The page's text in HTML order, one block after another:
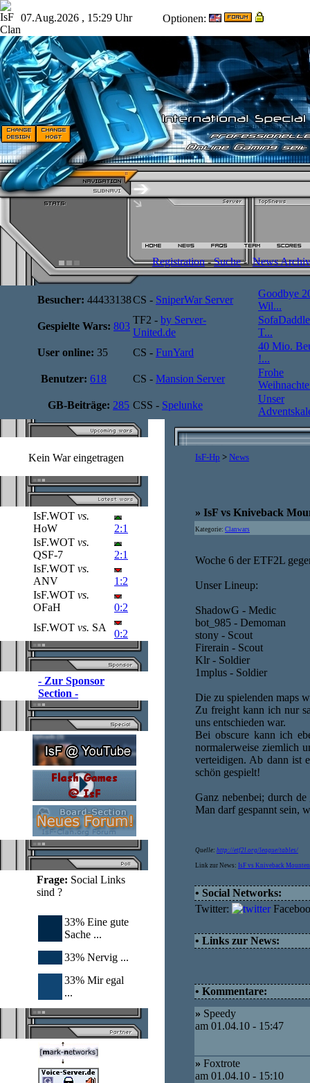
07.Aug.2026 , 15:29 Uhr Optionen:
Registration-Suche-News Archiv
Besucher: 44433138CS - SniperWar Server
Goodbye
Wil...
Gespielte Wars: 803
TF2 - by Server-
United.de
T...
User online: 35 CS - FunYard
40 Mio.
!...
Benutzer: 618 CS - Mansion Server
Frohe
GB-Beiträge: 285 CSS - Spelunke
Unser
Kein War eingetragen
IsF.WOT vs.
HoW
2:1
IsF.WOT vs.
QSF-7
2:1
IsF.WOT vs.
ANV
1:2
IsF.WOT vs.
OFaH
0:2
IsF.WOT vs. SA
0:2
- Zur Sponsor
Section -
Frage: Social Links
sind ?
33% Eine gute
Sache ...
33% Nervig ...
33% Mir egal
...
IsF-Hp > News
» IsF vs Kniveback
Kategorie: Clanwars
Woche 6 der ETF2L
Unser Lineup:
ShadowG - Medic
bot_985 - Demoman
stony - Scout
Firerain - Scout
Klr - Soldier
1mplus - Soldier
Die zu spielenden maps
Zu freight kann ich nur
uns entschieden war.
Bei obscure kann ich
normalerweise ziemlich
verteidigen. Ab dann ist
schön gespielt!
Ganz nebenbei; durch
Man darf gespannt sein,
Quelle: http://etf2l.org/league/tables/
Link zur News: IsF vs Kniveback
• Social Networks:
Twitter:
• Links zur News:
• Kommentare:
» Speedy
am 01.04.10 - 15:47
» Foxtrote
am 01.04.10 - 15:10